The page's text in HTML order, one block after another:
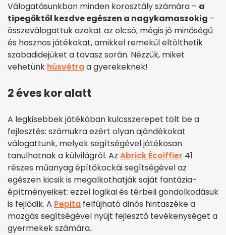
Válogatásunkban minden korosztály számára – a
tipegőktől kezdve egészen a nagykamaszokig –
összeválogattuk azokat az olcsó, mégis jó minőségű
és hasznos játékokat, amikkel remekül eltölthetik
szabadidejüket a tavasz során. Nézzük, miket
vehetünk húsvétraa gyerekeknek!
2 éves kor alatt
A legkisebbek játékában kulcsszerepet tölt be a
fejlesztés: számukra ezért olyan ajándékokat
válogattunk, melyek segítségével játékosan
tanulhatnak a külvilágról. Az Abrick Écoiffier 41
részes műanyag építőkockái segítségével az
egészen kicsik is megalkothatják saját fantázia-
építményeiket: ezzel logikai és térbeli gondolkodásuk
is fejlődik. A Pepita felfújható dinós hintaszéke a
mozgás segítségével nyújt fejlesztő tevékenységet a
gyermekek számára.